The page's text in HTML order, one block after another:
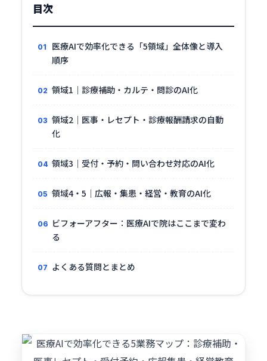
目次
医療AIで効率化できる「5領域」全体像と導入
順序
領域1｜診療補助・カルテ・問診のAI化
領域2｜医事・レセプト・診療報酬請求の自動
化
領域3｜受付・予約・問い合わせ対応のAI化
領域4・5｜広報・集患・経営・教育のAI化
ビフォーアフター：医療AIで院はここまで変わ
る
よくある質問とまとめ